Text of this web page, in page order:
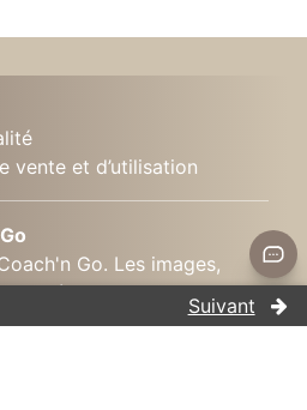
vente et d’utilisation
Go. Les images,
à droits d'auteur. Vous
écrite pour les